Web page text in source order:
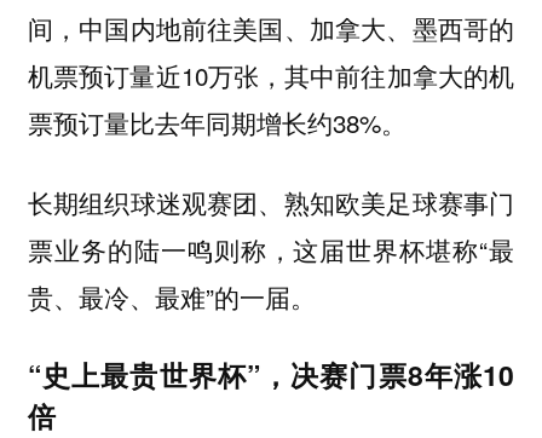
间，中国内地前往美国、加拿大、墨西哥的
机票预订量近10万张，其中前往加拿大的机
票预订量比去年同期增长约38%。
长期组织球迷观赛团、熟知欧美足球赛事门
票业务的陆一鸣则称，这届世界杯堪称“最
贵、最冷、最难”的一届。
“史上最贵世界杯”，决赛门票8年涨10
倍